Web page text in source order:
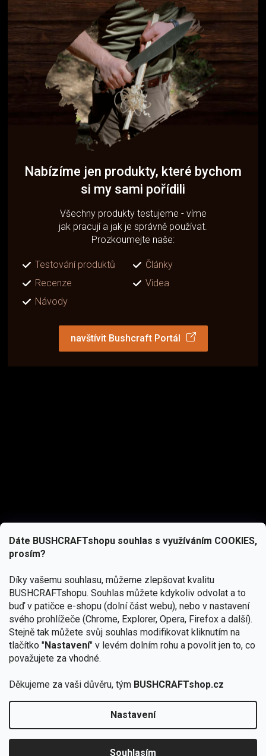
Dáte BUSHCRAFTshopu souhlas s využíváním COOKIES,
prosím?
Díky vašemu souhlasu, můžeme zlepšovat kvalitu
BUSHCRAFTshopu. Souhlas můžete kdykoliv odvolat a to
buď v patičce e-shopu (dolní část webu), nebo v nastavení
svého prohlížeče (Chrome, Explorer, Opera, Firefox a další).
Stejně tak můžete svůj souhlas modifikovat kliknutím na
tlačítko "Nastavení" v levém dolním rohu a povolit jen to, co
považujete za vhodné.
Děkujeme za vaši důvěru, tým BUSHCRAFTshop.cz
Nastavení
Souhlasím
zapojte se do slosování o kurz s
Nabízíme jen produkty, které bychom
si my sami pořídili
Všechny produkty testujeme - víme
jak pracují a jak je správně používat.
Prozkoumejte naše:
Testování produktů
Články
Recenze
Videa
Návody
navštívit Bushcraft Portál
podmínkami ochrany osobních údajů
Copyright 2026BUSHCRAFTshop.cz. Všechna práva
vyhrazena.Upravit nastavení cookies